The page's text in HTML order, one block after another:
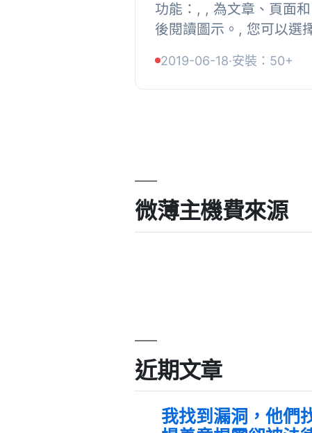
功能：, , 為文章、頁面
後閱讀圖示。, 您可以選
定文章或頁面的內容中。,
2019-06-18·安裝：50+
微薄主機費來源
近期文章
我找到漏洞，他們